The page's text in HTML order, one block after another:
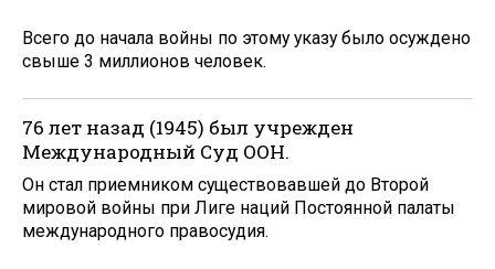
Всего до начала войны по этому указу было осуждено
свыше 3 миллионов человек.
76 лет назад (1945) был учрежден
Международный Суд ООН.
Он стал приемником существовавшей до Второй
мировой войны при Лиге наций Постоянной палаты
международного правосудия.